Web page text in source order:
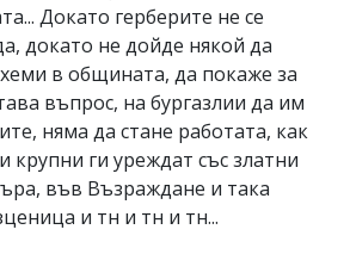
Докато герберите не се
докато не дойде някой да
в общината, да покаже за
въпрос, на бургазлии да им
няма да стане работата, как
крупни ги уреждат със златни
във Възраждане и така
и тн и тн и тн...